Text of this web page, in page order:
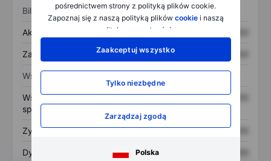
pośrednictwem strony z polityką plików cookie.
Zapoznaj się z naszą polityką plików cookiei naszą
polityką
prywatności
Zaakceptuj wszystko
Tylko niezbędne
Zarządzaj zgodą
Polska
Bilans
Aktywa ogółem
Zadłużenie ogółem XXXXXXX
Wskaźniki
Współczynnik cena do
sprzedaży
XXXXXXX XXXXXXX
Zysk na akcję XXXXXXX XXXXXXX
Dywidenda na akcję XXXXXXX